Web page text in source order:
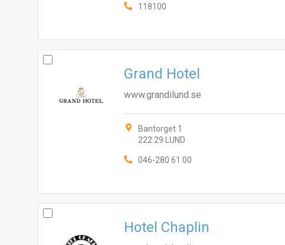
118100
Grand Hotel
www.grandilund.se
Bantorget 1
222 29 LUND
046-280 61 00
Hotel Chaplin